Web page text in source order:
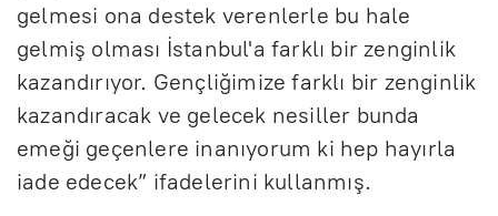
gelmesi ona destek verenlerle bu hale
gelmiş olması İstanbul'a farklı bir zenginlik
kazandırıyor. Gençliğimize farklı bir zenginlik
kazandıracak ve gelecek nesiller bunda
emeği geçenlere inanıyorum ki hep hayırla
iade edecek” ifadelerini kullanmış.